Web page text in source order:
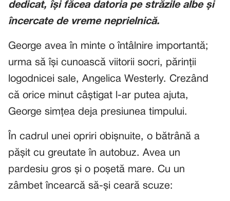
dedicat, își făcea datoria pe străzile albe și
încercate de vreme neprielnică.
George avea în minte o întâlnire importantă;
urma să își cunoască viitorii socri, părinții
logodnicei sale, Angelica Westerly. Crezând
că orice minut câștigat l-ar putea ajuta,
George simțea deja presiunea timpului.
În cadrul unei opriri obișnuite, o bătrână a
pășit cu greutate în autobuz. Avea un
pardesiu gros și o poșetă mare. Cu un
zâmbet încearcă să-și ceară scuze: